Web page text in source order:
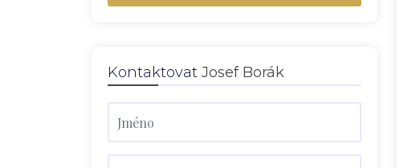
Kontaktovat Josef Borák